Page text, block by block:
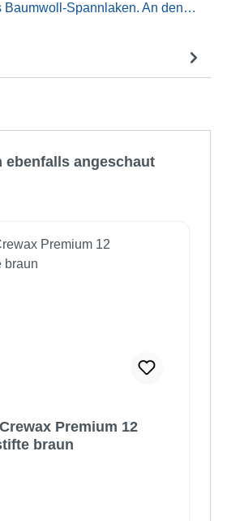
Baumwoll-Spannlaken. An den…
ebenfalls angeschaut
Premium 12
braun